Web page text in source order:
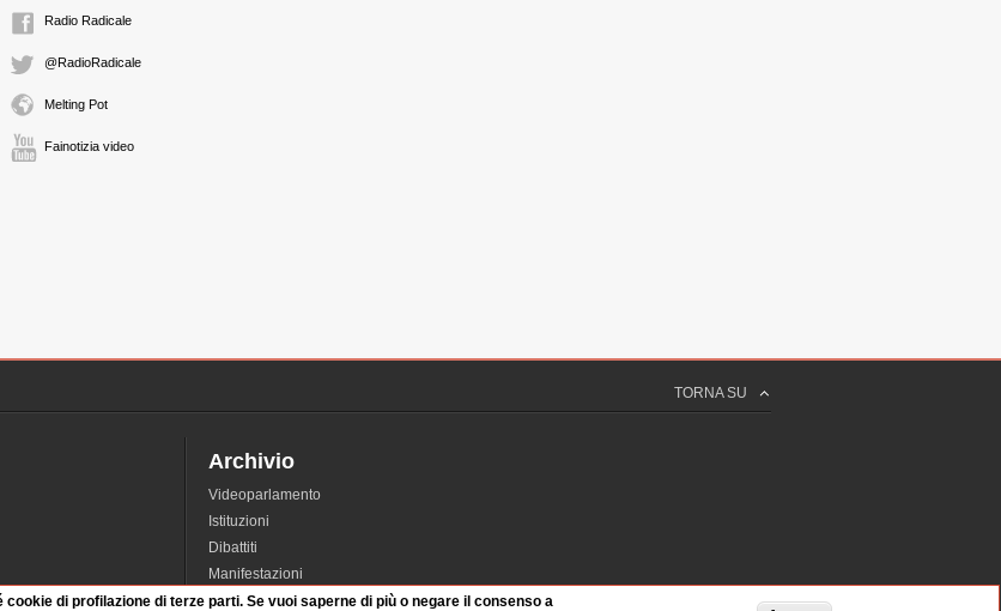
Radio Radicale
@RadioRadicale
Melting Pot
Fainotizia video
TORNA SU
Archivio
Videoparlamento
Istituzioni
Dibattiti
Manifestazioni
Radicali
di profilazione di terze parti. Se vuoi saperne di più o negare il consenso a